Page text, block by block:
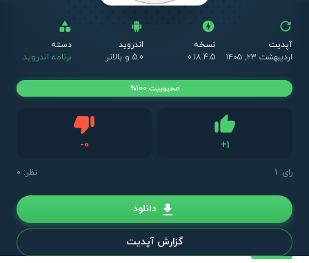
آپدیت
اردیبهشت ۲۳, ۱۴۰۵
نسخه
0.18.4.5
اندروید
5.0 و بالاتر
دسته
برنامه اندروید
+1
-0دیس لایک
رای: 1 نظر: 0
محبوبیت 100%
دانلود
گزارش آپدیت